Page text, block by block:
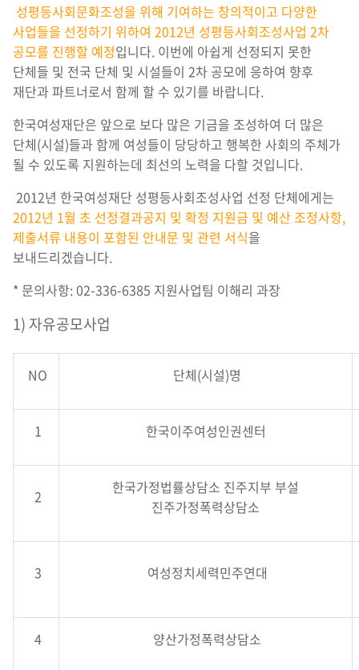
성평등사회문화조성을 위해 기여하는 창의적이고 다양한
사업들을 선정하기 위하여 2012년 성평등사회조성사업 2차
공모를 진행할 예정입니다. 이번에 아쉽게 선정되지 못한
단체들 및 전국 단체 및 시설들이 2차 공모에 응하여 향후
재단과 파트너로서 함께 할 수 있기를 바랍니다.
한국여성재단은 앞으로 보다 많은 기금을 조성하여 더 많은
단체(시설)들과 함께 여성들이 당당하고 행복한 사회의 주체가
될 수 있도록 지원하는데 최선의 노력을 다할 것입니다.
2012년 한국여성재단 성평등사회조성사업 선정 단체에게는
2012년 1월 초 선정결과공지 및 확정 지원금 및 예산 조정사항,
제출서류 내용이 포함된 안내문 및 관련 서식을
보내드리겠습니다.
* 문의사항: 02-336-6385 지원사업팀 이해리 과장
1) 자유공모사업
NO 단체(시설)명
1 한국이주여성인권센터
2
한국가정법률상담소 진주지부 부설
진주가정폭력상담소
3 여성정치세력민주연대
4 양산가정폭력상담소